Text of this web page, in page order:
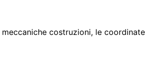
costruzioni, le